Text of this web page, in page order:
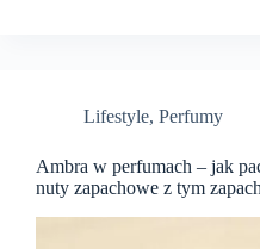
Lifestyle, Perfumy
Ambra w perfumach – jak
nuty zapachowe z tym